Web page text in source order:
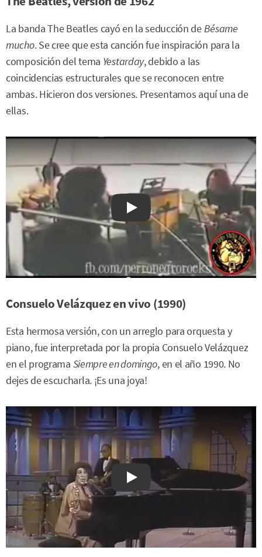
La banda The Beatles cayó en la seducción deBésame
mucho. Se cree que esta canción fue inspiración para la
composición del tema Yestarday, debido a las
coincidencias estructurales que se reconocen entre
ambas. Hicieron dos versiones. Presentamos aquí una de
ellas.
Watch on YouTube
Consuelo Velázquez en vivo (1990)
Esta hermosa versión, con un arreglo para orquesta y
piano, fue interpretada por la propia Consuelo Velázquez
en el programa Siempre en domingo, en el año 1990. No
dejes de escucharla. ¡Es una joya!
Watch on YouTube